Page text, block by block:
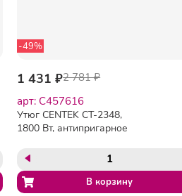
-49%
1 431 ₽2 781 ₽
арт: C457616
Утюг CENTEK CT-2348,
1800 Вт, антипригарное
антинакипь, фиолетовый,
CT-2348 VIOLET